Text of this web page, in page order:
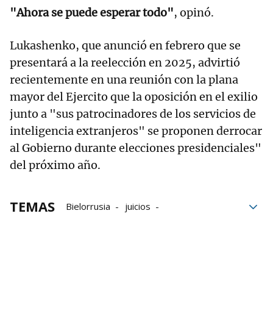
"Ahora se puede esperar todo", opinó.
Lukashenko, que anunció en febrero que se
presentará a la reelección en 2025, advirtió
recientemente en una reunión con la plana
mayor del Ejercito que la oposición en el exilio
junto a "sus patrocinadores de los servicios de
inteligencia extranjeros" se proponen derrocar
al Gobierno durante elecciones presidenciales"
del próximo año.
TEMAS Bielorrusia
juicios